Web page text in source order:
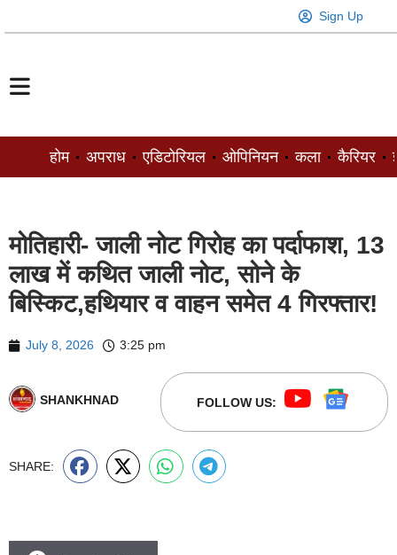
Sign Up
होम अपराध एडिटोरियल ओपिनियन कला कैरियर
मोतिहारी- जाली नोट गिरोह का पर्दाफाश, 13
लाख में कथित जाली नोट, सोने के
बिस्किट,हथियार व वाहन समेत 4 गिरफ्तार!
July 8, 2026 3:25 pm
SHANKHNAD FOLLOW US:
SHARE: